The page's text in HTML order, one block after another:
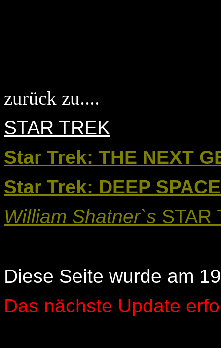
zurück zu....
STAR TREK
Star Trek: THE NEXT
Star Trek: DEEP
William Shatner`s STAR
Diese Seite wurde am
Das nächste Update